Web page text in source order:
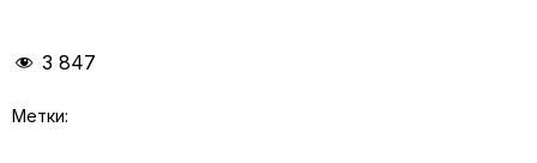
3 847
Метки: